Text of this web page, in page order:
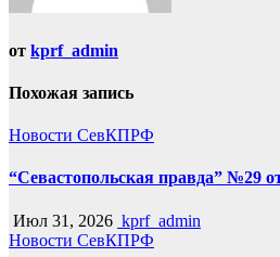
от kprf_admin
Похожая запись
Новости СевКПРФ
“Севастопольская правда” №29
Июл 31, 2026 kprf_admin
Новости СевКПРФ